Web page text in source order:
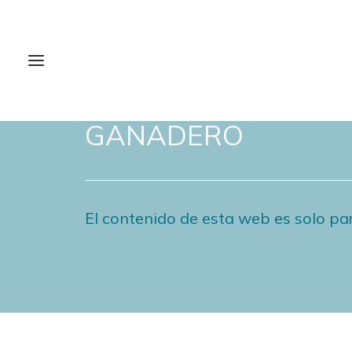
GANADERO
El contenido de esta web es solo